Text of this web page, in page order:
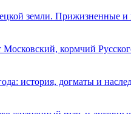
земли. Прижизненные и
кормчий
история, догматы и